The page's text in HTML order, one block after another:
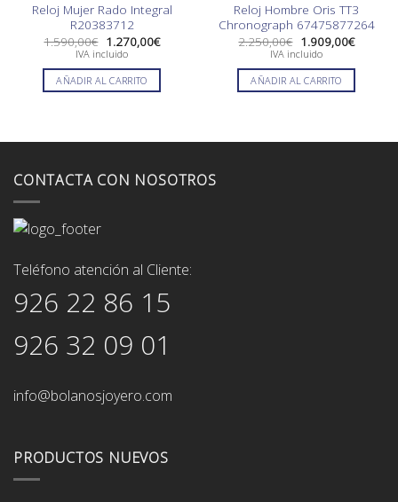
Reloj Mujer Rado Integral
R20383712
1.590,00€ El
precio
original
era:
1.590,00€.
1.270,00€El
precio
es:
1.270,00€.
IVA incluido
AÑADIR AL CARRITO
Reloj Hombre Oris TT3
Chronograph 67475877264
2.250,00€ El
precio
original
era:
2.250,00€.
1.909,00€El
precio
es:
IVA incluido
AÑADIR AL CARRITO
CONTACTA CON NOSOTROS
Teléfono atención al Cliente:
926 22 86 15
926 32 09 01
info@bolanosjoyero.com
PRODUCTOS NUEVOS